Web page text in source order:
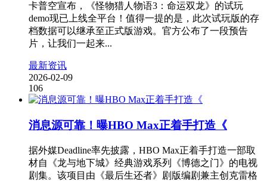
卡普空宣布，《怪物猎人物语3：命运双龙》的试玩
demo现已上线全平台！值得一提的是，此次试玩版的存
档数据可以继承至正式版游戏。官方公布了一段预告
片，让我们一起来...
最新资讯
2026-02-09
106
消息源可靠！曝HBO Max正着手打造《
据外媒Deadline率先披露，HBO Max正着手打造一部取
材自《龙与地下城》经典游戏系列《博德之门》的电视
剧集。该项目由《最后生还者》剧版编剧兼主创克雷格